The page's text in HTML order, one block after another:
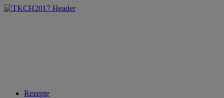
Rezepte